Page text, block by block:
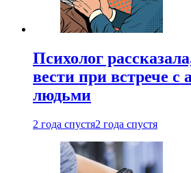
Психолог
вести при встрече с
людьми
2 года спустя2 года спустя